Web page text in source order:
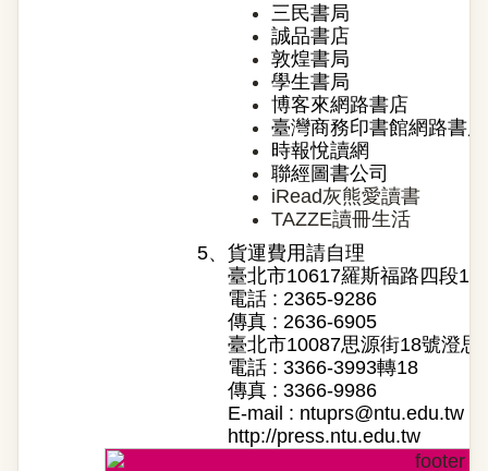
三民書局
誠品書店
敦煌書局
學生書局
博客來網路書店
臺灣商務印書館網路書店
時報悅讀網
聯經圖書公司
iRead灰熊愛讀書
TAZZE讀冊生活
5、 貨運費用請自理
臺北市10617羅斯福路四段1號
電話 : 2365-9286
傳真 : 2636-6905
臺北市10087思源街18號澄思
電話 : 3366-3993轉18
傳真 : 3366-9986
E-mail : ntuprs@ntu.edu.tw
http://press.ntu.edu.tw